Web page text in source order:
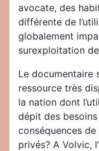
avocate, des
différente de
globalement
surexploitation
Le documentaire
ressource très
la nation dont
dépit des
conséquences
privés? A Volvic,